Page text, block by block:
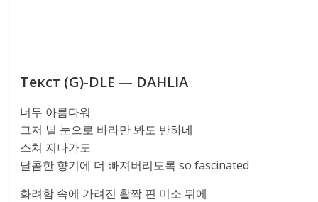
Текст (G)-DLE — DAHLIA
너무 아름다워
그저 널 눈으로 바라만 봐도 반하네
스쳐 지나가도
달콤한 향기에 더 빠져버리도록 so fascinated
화려함 속에 가려진 활짝 핀 미소 뒤에